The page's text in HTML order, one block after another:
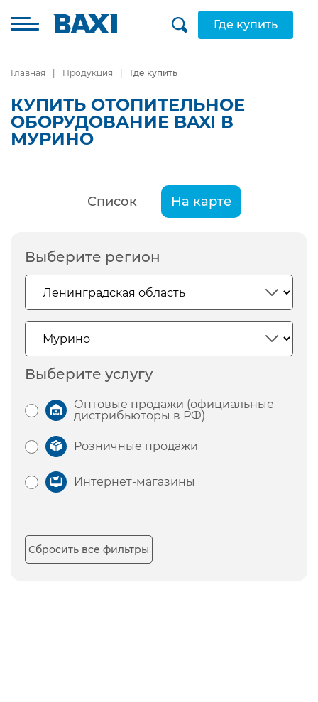
Где купить
Главная Продукция Где купить
КУПИТЬ ОТОПИТЕЛЬНОЕ
ОБОРУДОВАНИЕ BAXI В
МУРИНО
Список На карте
Выберите регион
Выберите услугу
Оптовые продажи (официальные
дистрибьюторы в РФ)
Розничные продажи
Интернет-магазины
Сбросить все фильтры